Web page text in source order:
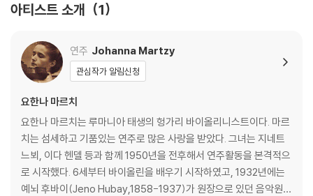
Side 1: Sonatina No.1 D major D384
Side 2: Sonatina No.2 A minor D385
Side 1: Rondo Brillante in B minor D895, Op. 70
Side 2: Fantaisie in C major D934, Op. 159
022 - Johanna Martzy - Schubert Volume 3
Side 1: Sonatina No.3 G minor D408
Side 2: Duo Sonata in A major D574
아티스트 소개 1
연주 Johanna Martzy
관심작가 알림신청
요한나 마르치
요한나 마르치는 루마니아 태생의 헝가리 바이올리니스트이다. 마르
치는 섬세하고 기품있는 연주로 많은 사랑을 받았다. 그녀는 지네트
느뵈, 이다 헨델 등과 함께 1950년을 전후해서 연주활동을 본격적으
로 시작했다. 6세부터 바이올린을 배우기 시작하였고, 1932년에는
예뇌 후바이(Jeno Hubay,1858-1937)가 원장으로 있던 음악원에